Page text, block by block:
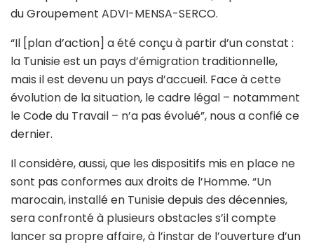
du Groupement ADVI-MENSA-SERCO.
“Il [plan d’action] a été conçu à partir d’un constat :
la Tunisie est un pays d’émigration traditionnelle,
mais il est devenu un pays d’accueil. Face à cette
évolution de la situation, le cadre légal – notamment
le Code du Travail – n’a pas évolué”, nous a confié ce
dernier.
Il considère, aussi, que les dispositifs mis en place ne
sont pas conformes aux droits de l’Homme. “Un
marocain, installé en Tunisie depuis des décennies,
sera confronté à plusieurs obstacles s’il compte
lancer sa propre affaire, à l’instar de l’ouverture d’un